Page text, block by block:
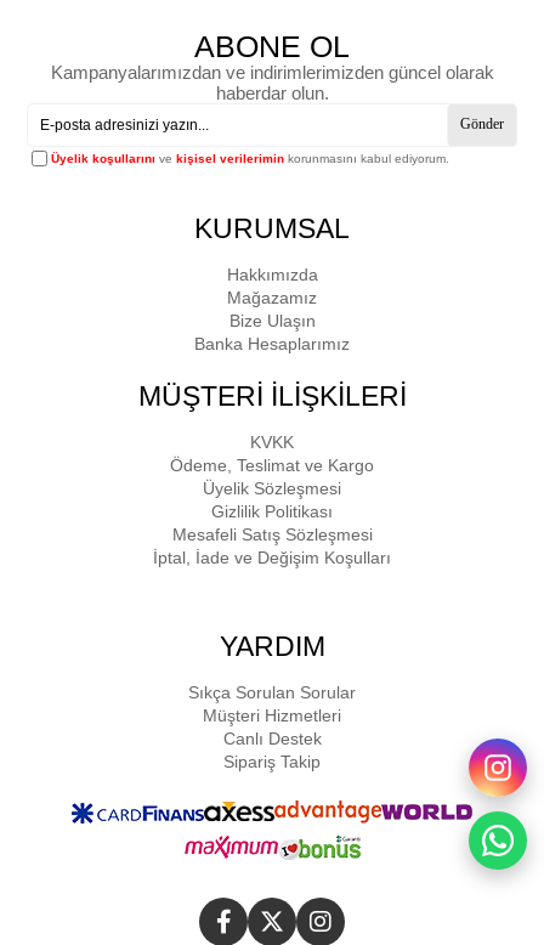
ABONE OL
Kampanyalarımızdan ve indirimlerimizden güncel olarak
haberdar olun.
Gönder
Üyelik koşullarını vekişisel verilerimin korunmasını kabul ediyorum.
KURUMSAL
Hakkımızda
Mağazamız
Bize Ulaşın
Banka Hesaplarımız
MÜŞTERİ İLİŞKİLERİ
KVKK
Ödeme, Teslimat ve Kargo
Üyelik Sözleşmesi
Gizlilik Politikası
Mesafeli Satış Sözleşmesi
İptal, İade ve Değişim Koşulları
YARDIM
Sıkça Sorulan Sorular
Müşteri Hizmetleri
Canlı Destek
Sipariş Takip